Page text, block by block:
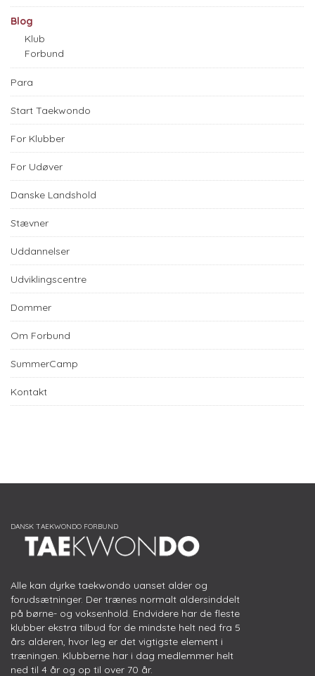
Blog
Klub
Forbund
Para
Start Taekwondo
For Klubber
For Udøver
Danske Landshold
Stævner
Uddannelser
Udviklingscentre
Dommer
Om Forbund
SummerCamp
Kontakt
Alle kan dyrke taekwondo uanset alder og
forudsætninger. Der trænes normalt aldersinddelt
på børne- og voksenhold. Endvidere har de fleste
klubber ekstra tilbud for de mindste helt ned fra 5
års alderen, hvor leg er det vigtigste element i
træningen. Klubberne har i dag medlemmer helt
ned til 4 år og op til over 70 år.